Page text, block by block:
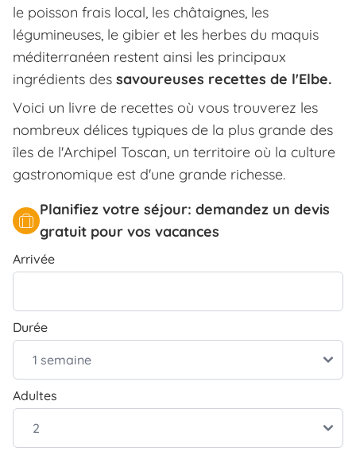
le poisson frais local, les châtaignes, les
légumineuses, le gibier et les herbes du maquis
méditerranéen restent ainsi les principaux
ingrédients des savoureuses recettes de l'Elbe.
Voici un livre de recettes où vous trouverez les
nombreux délices typiques de la plus grande des
îles de l'Archipel Toscan, un territoire où la culture
gastronomique est d'une grande richesse.
Planifiez votre séjour: demandez un devis
gratuit pour vos vacances
Arrivée
Durée
Adultes